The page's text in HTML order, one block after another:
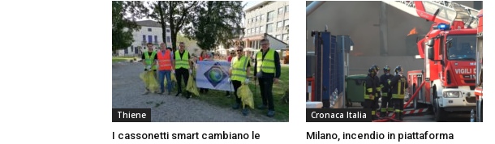
Thiene
I cassonetti smart cambiano le
Cronaca Italia
Milano, incendio in piattaforma